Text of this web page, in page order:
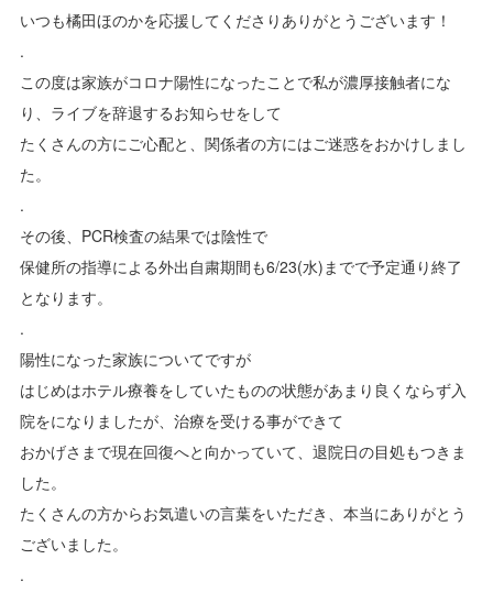
いつも橘田ほのかを応援してくださりありがとうございます！
.
この度は家族がコロナ陽性になったことで私が濃厚接触者にな
り、ライブを辞退するお知らせをして
たくさんの方にご心配と、関係者の方にはご迷惑をおかけしまし
た。
.
その後、PCR検査の結果では陰性で
保健所の指導による外出自粛期間も6/23(水)までで予定通り終了
となります。
.
陽性になった家族についてですが
はじめはホテル療養をしていたものの状態があまり良くならず入
院をになりましたが、治療を受ける事ができて
おかげさまで現在回復へと向かっていて、退院日の目処もつきま
した。
たくさんの方からお気遣いの言葉をいただき、本当にありがとう
ございました。
.